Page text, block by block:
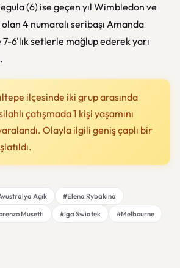
(6) ise geçen yıl Wimbledon ve
4 numaralı seribaşı Amanda
6'lık setlerle mağlup ederek yarı
ilçesinde iki grup arasında
çatışmada 1 kişi yaşamını
Olayla ilgili geniş çaplı bir
Açık
#Elena Rybakina
Musetti #Iga Swiatek
#Melbourne